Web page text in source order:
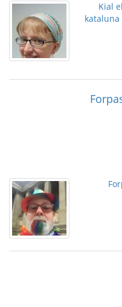
Kial